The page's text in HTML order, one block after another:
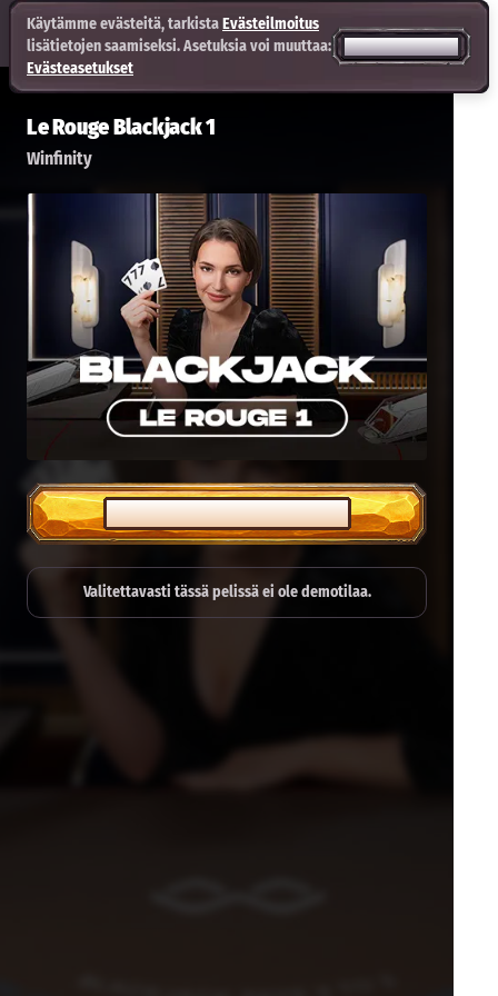
Le Rouge Blackjack 1
Winfinity
PELAA OIKEALLA RAHALLA
Valitettavasti tässä pelissä ei ole demotilaa.
Käytämme evästeitä, tarkistaEvästeilmoitus
lisätietojen saamiseksi. Asetuksia voi muuttaa:
Evästeasetukset
HYVÄKSY KAIKKI